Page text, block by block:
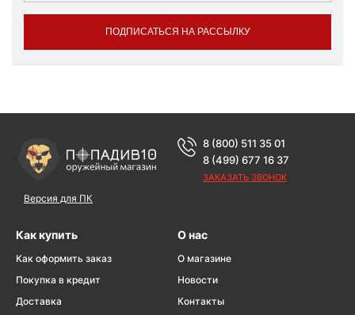
ПОДПИСАТЬСЯ НА РАССЫЛКУ
Версия для ПК
8 (800) 511 35 01
8 (499) 677 16 37
ЗАКАЗАТЬ ЗВОНОК
Как купить
Как оформить заказ
Покупка в кредит
Доставка
О нас
О магазине
Новости
Контакты